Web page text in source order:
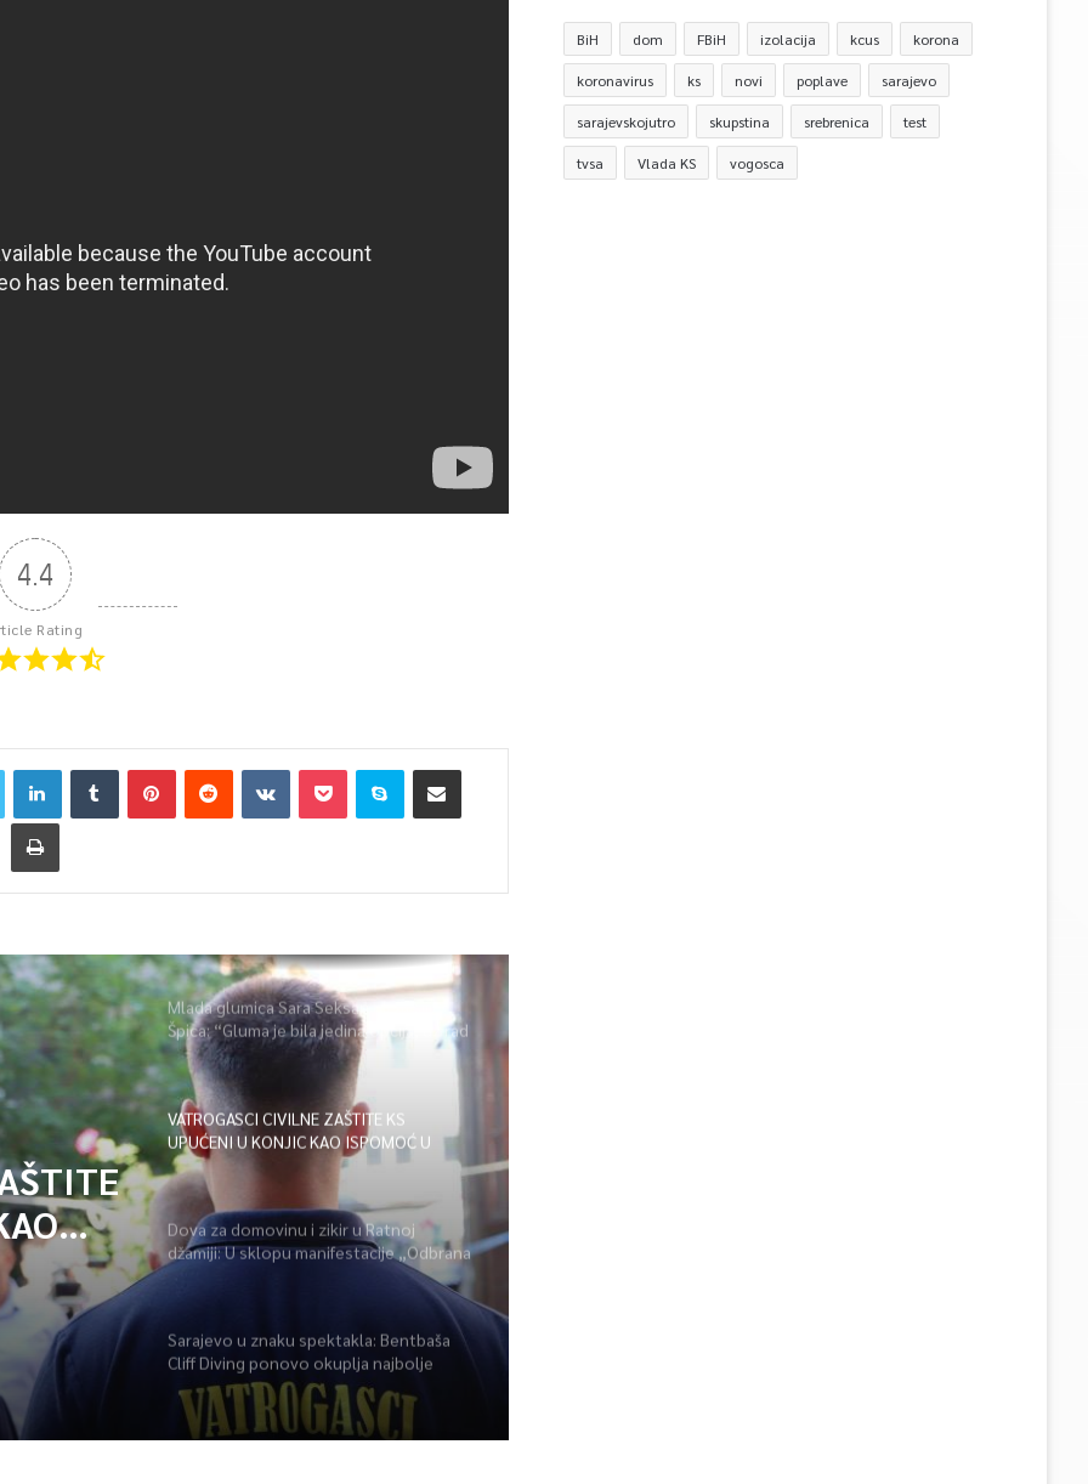
4.4
Rating
Mlada glumica Sara Seksan u emisiji
Špica: “Gluma je bila jedina opcija, uz rad
i disciplinu sve je moguće”
VATROGASCI CIVILNE ZAŠTITE KS
UPUĆENI U KONJIC KAO ISPOMOĆ U
GAŠENJU POŽARA
Dova za domovinu i zikir u Ratnoj
džamiji: U sklopu manifestacije „Odbrana
BiH – Igman 2026“ odana počast
Sarajevo u znaku spektakla: Bentbaša
Cliff Diving ponovo okuplja najbolje
skakače i vrhunsku zabavu
BiH dom FBiH izolacija kcus korona
koronavirus ks novi poplave sarajevo
sarajevskojutro skupstina srebrenica test
tvsa Vlada KS vogosca